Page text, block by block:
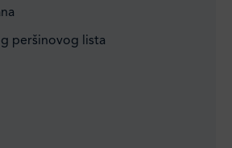
peršinovog lista